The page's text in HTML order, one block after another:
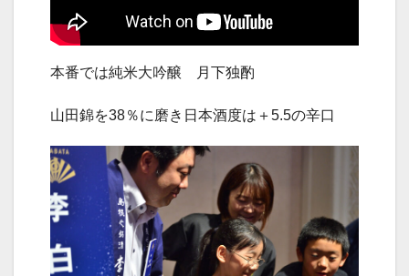
本番では純米大吟醸 月下独酌
山田錦を38％に磨き日本酒度は＋5.5の辛口